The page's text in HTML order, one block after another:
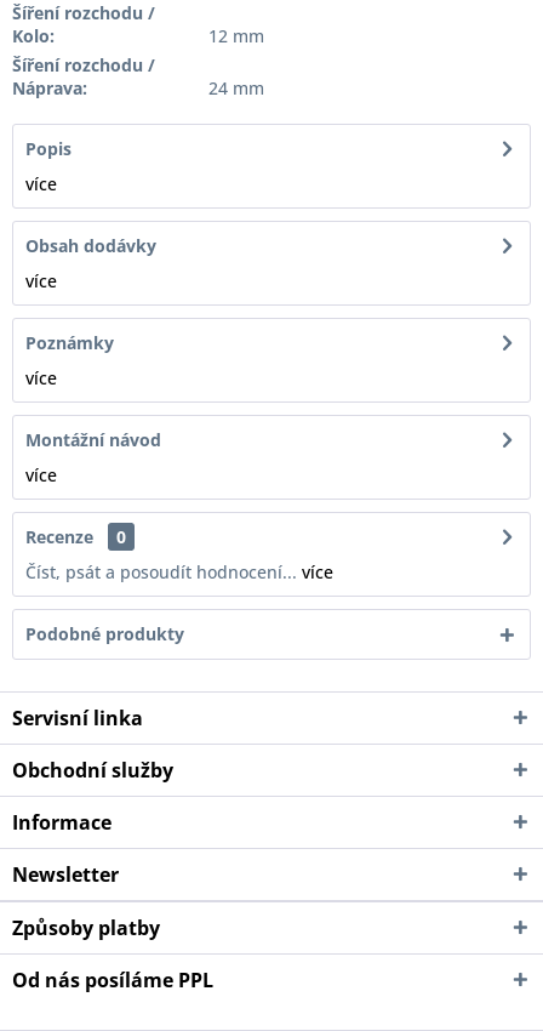
Šíření rozchodu /
Kolo:
12 mm
Šíření rozchodu /
Náprava:
24 mm
Popis
více
Obsah dodávky
více
Poznámky
více
Montážní návod
více
Recenze
0
Číst, psát a posoudít hodnocení... více
Podobné produkty
Servisní linka
Obchodní služby
Informace
Newsletter
Způsoby platby
Od nás posíláme PPL